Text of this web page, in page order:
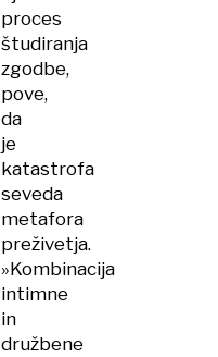
proces
študiranja
zgodbe,
pove,
da
je
katastrofa
seveda
metafora
preživetja.
»Kombinacija
intimne
in
družbene